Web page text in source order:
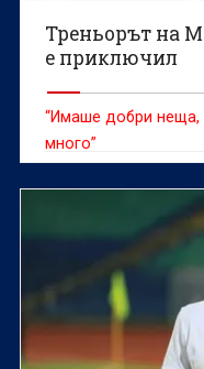
Треньорът на
е приключил
“Имаше добри неща,
много”